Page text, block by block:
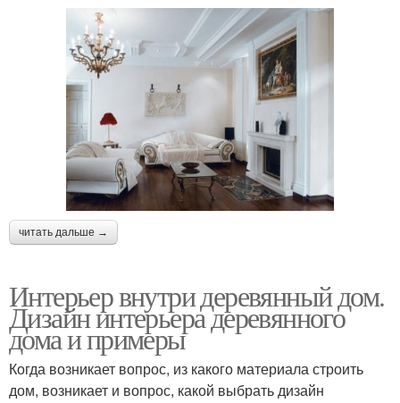
читать дальше →
Интерьер внутри деревянный дом.
Дизайн интерьера деревянного
дома и примеры
Когда возникает вопрос, из какого материала строить
дом, возникает и вопрос, какой выбрать дизайн